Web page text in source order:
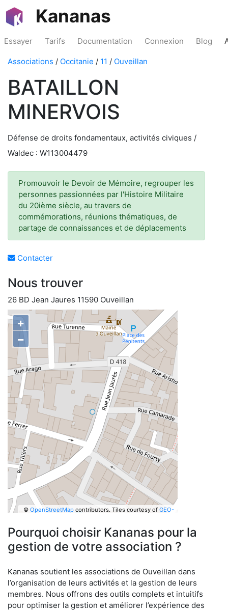
Kananas
Essayer Tarifs Documentation Connexion Blog
Associations / Occitanie / 11 / Ouveillan
BATAILLON
MINERVOIS
Défense de droits fondamentaux, activités civiques /
Waldec : W113004479
Promouvoir le Devoir de Mémoire, regrouper les
personnes passionnées par l'Histoire Militaire
du 20ième siècle, au travers de
commémorations, réunions thématiques, de
partage de connaissances et de déplacements
Contacter
Nous trouver
26 BD Jean Jaures 11590 Ouveillan
+
−
© OpenStreetMapcontributors. Tiles courtesy of GEO-
Pourquoi choisir Kananas pour la
gestion de votre association ?
Kananas soutient les associations de Ouveillan dans
l’organisation de leurs activités et la gestion de leurs
membres. Nous offrons des outils complets et intuitifs
pour optimiser la gestion et améliorer l’expérience des